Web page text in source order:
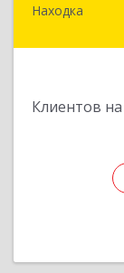
Находка
Клиентов